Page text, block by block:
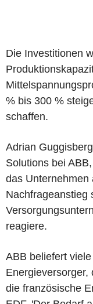
Die Investitionen
% bis 300 %
schaffen.
Adrian
Solutions bei
das Unternehmen
Nachfrageanstieg
reagiere.
ABB beliefert
Energieversorger,
die französische